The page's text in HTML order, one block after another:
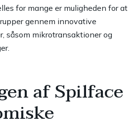
for mange er muligheden for at
gennem innovative
såsom mikrotransaktioner og
af Spilface